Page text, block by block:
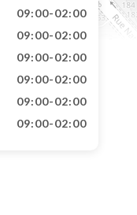
09:00-02:00
09:00-02:00
09:00-02:00
09:00-02:00
09:00-02:00
09:00-02:00